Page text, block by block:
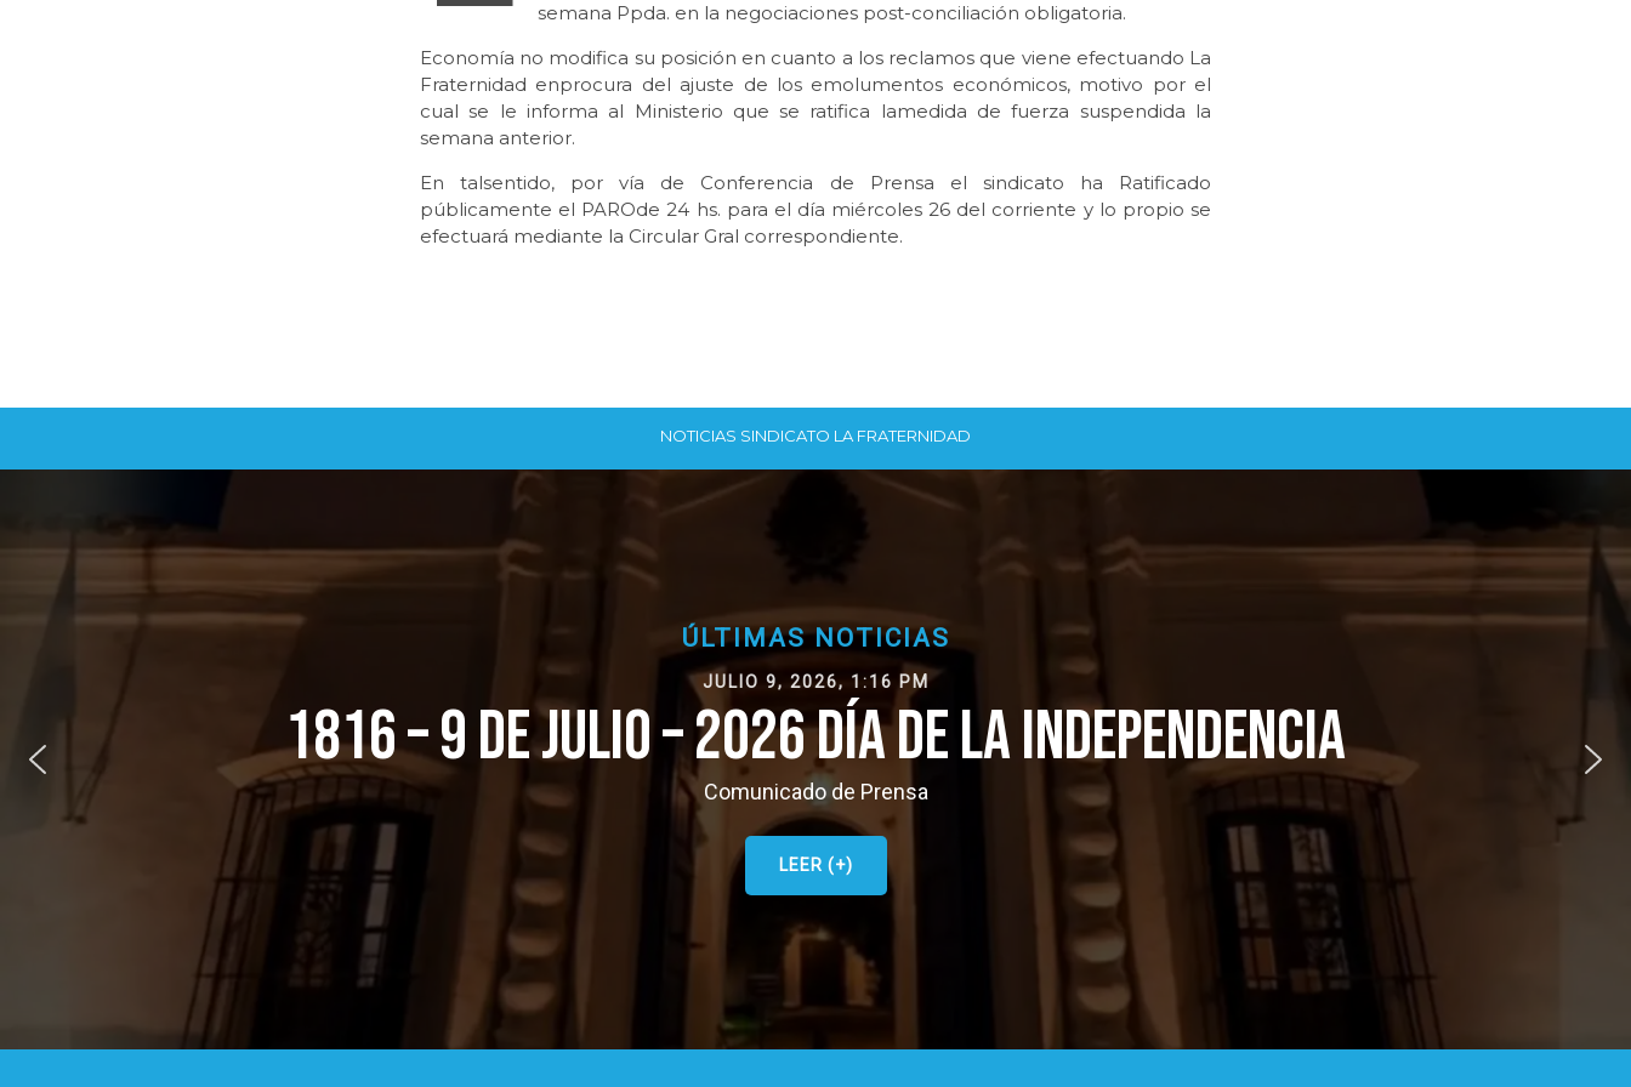
semana Ppda. en la negociaciones post-conciliación obligatoria.
Economía no modifica su posición en cuanto a los reclamos que viene efectuando La
Fraternidad enprocura del ajuste de los emolumentos económicos, motivo por el
cual se le informa al Ministerio que se ratifica lamedida de fuerza suspendida la
semana anterior.
En talsentido, por vía de Conferencia de Prensa el sindicato ha Ratificado
públicamente el PAROde 24 hs. para el día miércoles 26 del corriente y lo propio se
efectuará mediante la Circular Gral correspondiente.
NOTICIAS SINDICATO LA FRATERNIDAD
ÚLTIMAS NOTICIAS
JULIO 9, 2026, 1:16 PM
1816 – 9 DE JULIO – 2026 DÍA DE LA INDEPENDENCIA
Comunicado de Prensa
LEER (+)